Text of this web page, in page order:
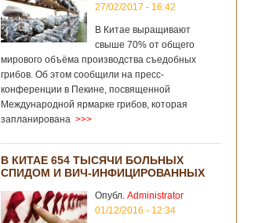
27/02/2017 - 16:42
В Китае выращивают
свыше 70% от общего
мирового объёма производства съедобных
грибов. Об этом сообщили на пресс-
конференции в Пекине, посвященной
Международной ярмарке грибов, которая
запланирована >>>
В КИТАЕ 654 ТЫСЯЧИ БОЛЬНЫХ
СПИДОМ И ВИЧ-ИНФИЦИРОВАННЫХ
Опубл. Administrator
01/12/2016 - 12:34